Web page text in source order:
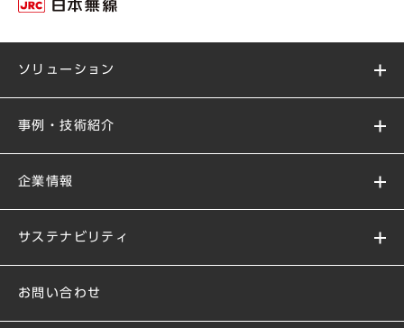
ソリューション
事例・技術紹介
企業情報
サステナビリティ
お問い合わせ